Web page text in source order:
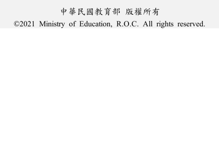
中華民國教育部 版權所有
©2021 Ministry of Education, R.O.C. All rights reserved.